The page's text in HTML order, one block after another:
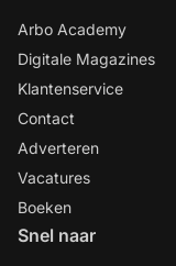
Arbo Academy
Digitale Magazines
Klantenservice
Contact
Adverteren
Vacatures
Boeken
Snel naar